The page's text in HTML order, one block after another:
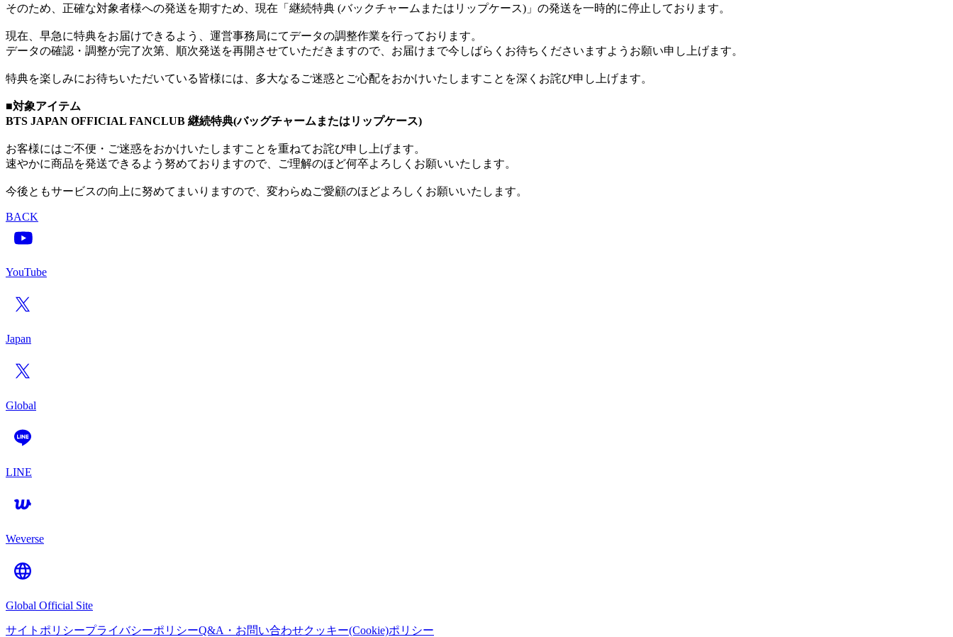
そのため、正確な対象者様への発送を期すため、現在「継続特典 (バックチャームまたはリップケース)」の発送を一時的に停止しております。
現在、早急に特典をお届けできるよう、運営事務局にてデータの調整作業を行っております。
データの確認・調整が完了次第、順次発送を再開させていただきますので、お届けまで今しばらくお待ちくださいますようお願い申し上げます。
特典を楽しみにお待ちいただいている皆様には、多大なるご迷惑とご心配をおかけいたしますことを深くお詫び申し上げます。
■対象アイテム
BTS JAPAN OFFICIAL FANCLUB 継続特典(バッグチャームまたはリップケース)
お客様にはご不便・ご迷惑をおかけいたしますことを重ねてお詫び申し上げます。
速やかに商品を発送できるよう努めておりますので、ご理解のほど何卒よろしくお願いいたします。
今後ともサービスの向上に努めてまいりますので、変わらぬご愛顧のほどよろしくお願いいたします。
BACK
YouTube
Japan
Global
LINE
Weverse
Global Official Site
サイトポリシープライバシーポリシーQ&A・お問い合わせクッキー(Cookie)ポリシー